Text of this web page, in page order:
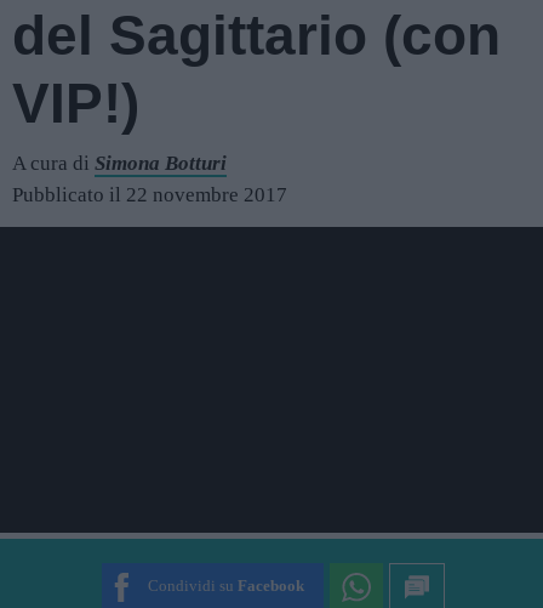
del Sagittario (con
VIP!)
A cura di Simona Botturi
Pubblicato il 22 novembre 2017
Condividi su Facebook